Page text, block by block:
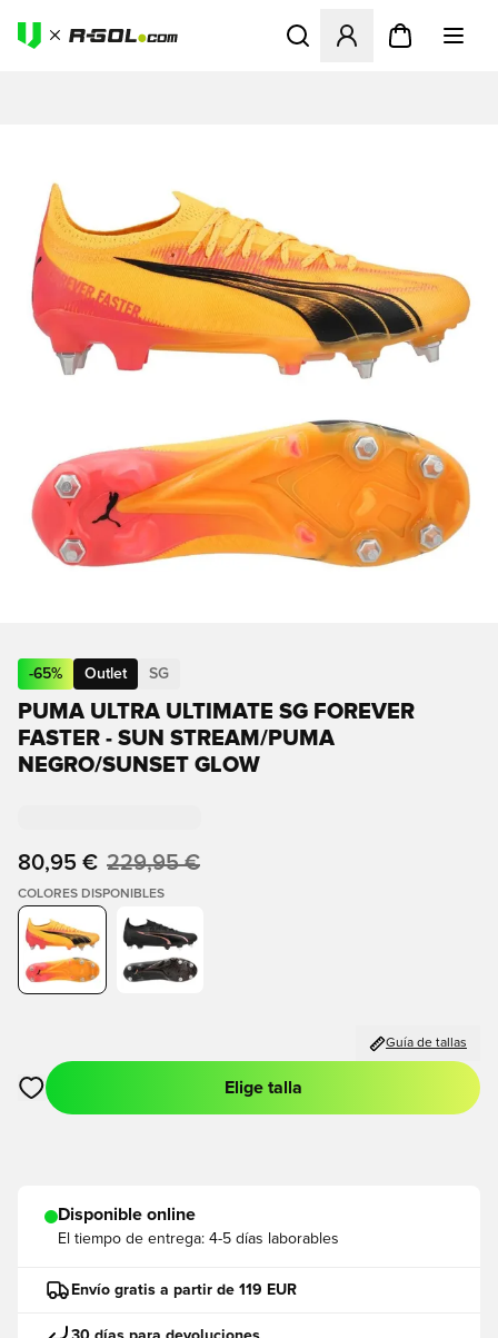
Abre un modal para iniciar
-65% Outlet SG
PUMA ULTRA ULTIMATE SG FOREVER
FASTER - SUN STREAM/PUMA
NEGRO/SUNSET GLOW
80,95 € 229,95 €
COLORES DISPONIBLES
Guía de tallas
Abre un modal para iniciar sesión o registrarse como miembro
Elige talla
Disponible online
El tiempo de entrega: 4-5 días laborables
Envío gratis a partir de 119 EUR